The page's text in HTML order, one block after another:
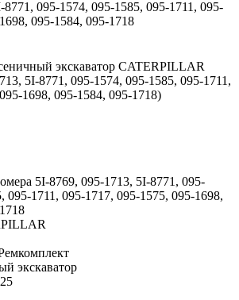
095-1574, 095-1585, 095-1711, 095-
095-1584, 095-1718
экскаватор CATERPILLAR
5I-8771, 095-1574, 095-1585, 095-1711,
1698, 095-1584, 095-1718)
5I-8769, 095-1713, 5I-8771, 095-
095-1711, 095-1717, 095-1575, 095-1698,
экскаватор